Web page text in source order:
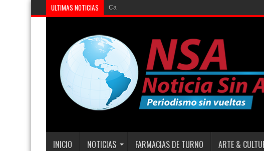
ULTIMAS NOTICIAS Caso Agostina: la
INICIO NOTICIAS FARMACIAS DE TURNO ARTE &